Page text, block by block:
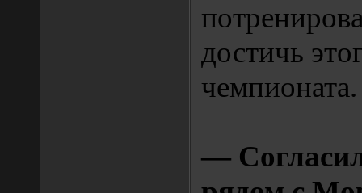
достичь
чемпионата.
—